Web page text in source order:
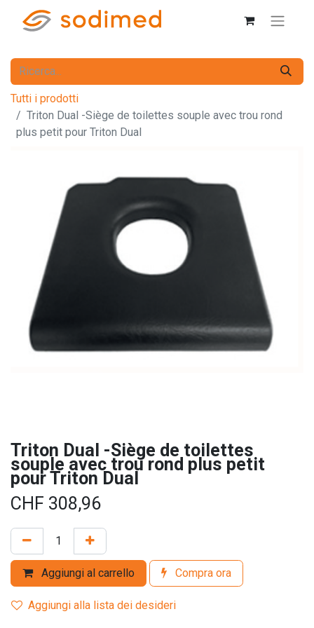
Tutti i prodotti
Triton Dual -Siège de toilettes souple avec trou rond
plus petit pour Triton Dual
Triton Dual -Siège de toilettes
souple avec trou rond plus petit
pour Triton Dual
CHF 308,96
Aggiungi al carrello Compra ora
Aggiungi alla lista dei desideri